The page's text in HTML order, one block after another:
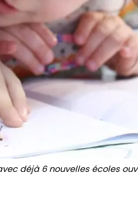
déjà 6 nouvelles écoles